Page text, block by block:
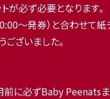
が必ず必要となります。
～発券）と合わせて
ざいました。
に必ずBaby Peenats